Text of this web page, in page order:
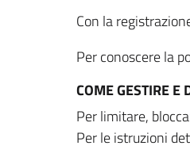
Con la
Per conoscere la
COME GESTIRE E
Per limitare,
Per le istruzioni